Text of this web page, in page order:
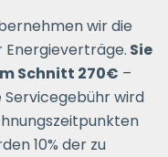
wir die
Sie
Schnitt 270€ –
Servicegebühr wird
10% der zu